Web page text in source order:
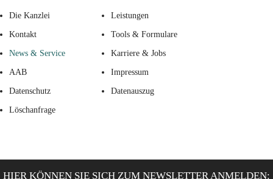
Die Kanzlei Leistungen
Kontakt Tools & Formulare
News & Service Karriere & Jobs
AAB Impressum
Datenschutz Datenauszug
Löschanfrage
HIER KÖNNEN SIE SICH ZUM NEWSLETTER ANMELDEN: